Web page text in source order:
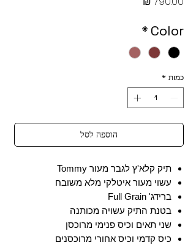
Color
*
כמות *
הוספה לסל
תיק קלא'ץ לגבר מעור Tommy
עשוי מעור איטלקי מלא משובח
ברידג' Full Grain
בטנת התיק עשויה מכותנה
שני תאים וכיס פנימי מרוכסן
כיס קדמי וכיס אחורי מרוכסנים